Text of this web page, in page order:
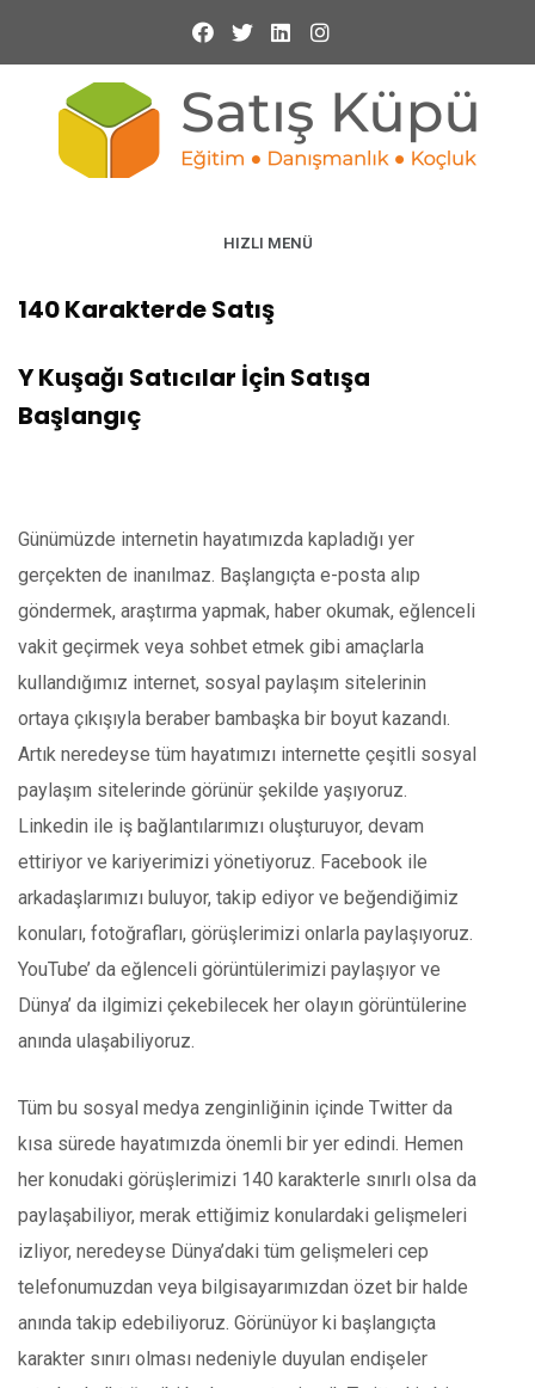
HIZLI MENÜ
140 Karakterde Satış
Y Kuşağı Satıcılar İçin Satışa
Başlangıç
Günümüzde internetin hayatımızda kapladığı yer
gerçekten de inanılmaz. Başlangıçta e-posta alıp
göndermek, araştırma yapmak, haber okumak, eğlenceli
vakit geçirmek veya sohbet etmek gibi amaçlarla
kullandığımız internet, sosyal paylaşım sitelerinin
ortaya çıkışıyla beraber bambaşka bir boyut kazandı.
Artık neredeyse tüm hayatımızı internette çeşitli sosyal
paylaşım sitelerinde görünür şekilde yaşıyoruz.
Linkedin ile iş bağlantılarımızı oluşturuyor, devam
ettiriyor ve kariyerimizi yönetiyoruz. Facebook ile
arkadaşlarımızı buluyor, takip ediyor ve beğendiğimiz
konuları, fotoğrafları, görüşlerimizi onlarla paylaşıyoruz.
YouTube’ da eğlenceli görüntülerimizi paylaşıyor ve
Dünya’ da ilgimizi çekebilecek her olayın görüntülerine
anında ulaşabiliyoruz.
Tüm bu sosyal medya zenginliğinin içinde Twitter da
kısa sürede hayatımızda önemli bir yer edindi. Hemen
her konudaki görüşlerimizi 140 karakterle sınırlı olsa da
paylaşabiliyor, merak ettiğimiz konulardaki gelişmeleri
izliyor, neredeyse Dünya’daki tüm gelişmeleri cep
telefonumuzdan veya bilgisayarımızdan özet bir halde
anında takip edebiliyoruz. Görünüyor ki başlangıçta
karakter sınırı olması nedeniyle duyulan endişeler